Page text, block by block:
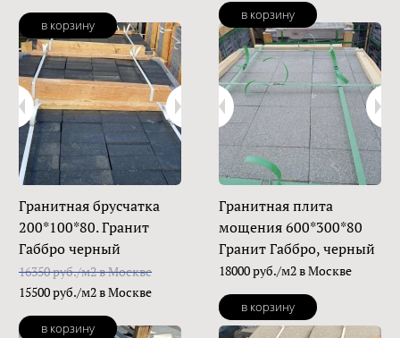
в корзину
в корзину
Гранитная брусчатка
200*100*80. Гранит
Габбро черный
16350 руб./м2 в Москве
15500 руб./м2 в Москве
в корзину
Гранитная плита
мощения 600*300*80
Гранит Габбро, черный
18000 руб./м2 в Москве
в корзину